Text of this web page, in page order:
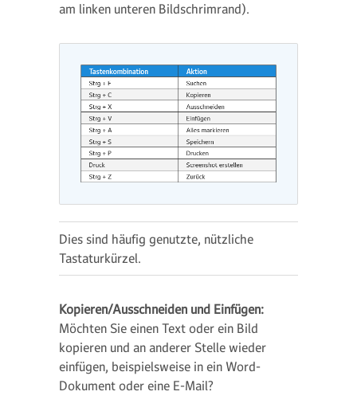
am linken unteren Bildschrimrand).
Dies sind häufig genutzte, nützliche
Tastaturkürzel.
Kopieren/Ausschneiden und Einfügen:
Möchten Sie einen Text oder ein Bild
kopieren und an anderer Stelle wieder
einfügen, beispielsweise in ein Word-
Dokument oder eine E-Mail?